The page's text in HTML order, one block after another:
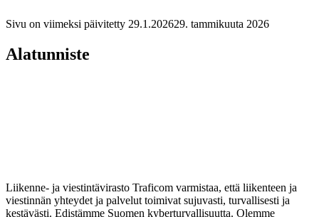
Sivu on viimeksi päivitetty 29.1.202629. tammikuuta 2026
Alatunniste
Liikenne- ja viestintävirasto Traficom varmistaa, että liikenteen ja
viestinnän yhteydet ja palvelut toimivat sujuvasti, turvallisesti ja
kestävästi. Edistämme Suomen kyberturvallisuutta. Olemme